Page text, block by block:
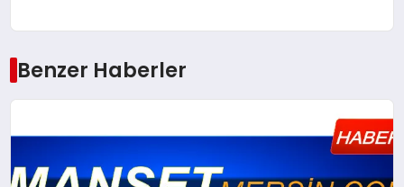
Benzer Haberler